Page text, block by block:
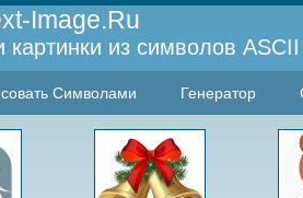
Image.Ru
из символов
Символами Генератор